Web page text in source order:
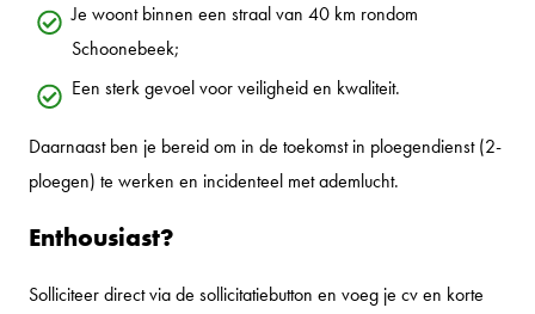
Je woont binnen een straal van 40 km rondom
Schoonebeek;
Een sterk gevoel voor veiligheid en kwaliteit.
Daarnaast ben je bereid om in de toekomst in ploegendienst (2-
ploegen) te werken en incidenteel met ademlucht.
Enthousiast?
Solliciteer direct via de sollicitatiebutton en voeg je cv en korte